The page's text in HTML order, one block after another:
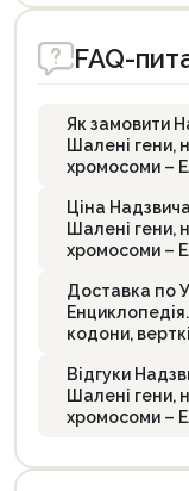
FAQ-
Як замовити
Шалені гени,
хромосоми –
Ціна
Шалені гени,
хромосоми –
Доставка по
кодони,
Відгуки
Шалені гени,
хромосоми –